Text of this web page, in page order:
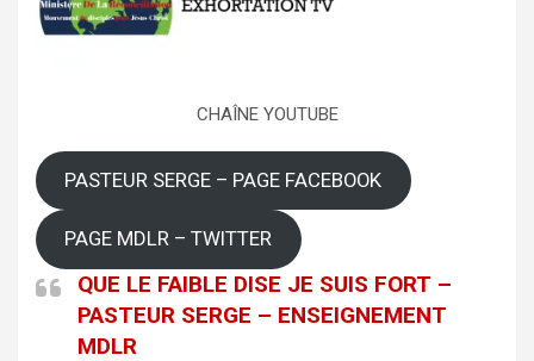
CHAÎNE YOUTUBE
PASTEUR SERGE – PAGE FACEBOOK
PAGE MDLR – TWITTER
QUE LE FAIBLE DISE JE SUIS FORT –
PASTEUR SERGE – ENSEIGNEMENT
MDLR